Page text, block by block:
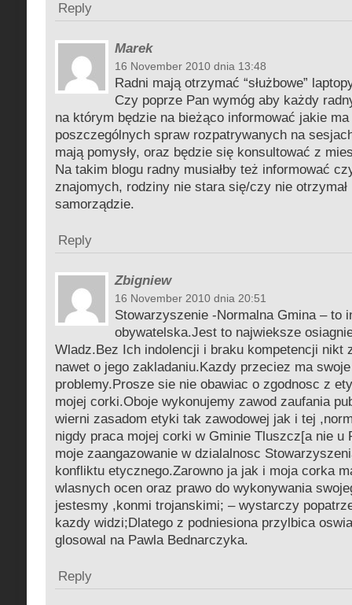
Reply
Marek
16 November 2010 dnia 13:48
Radni mają otrzymać “służbowe”
Czy poprze Pan wymóg aby każdy
na którym będzie na bieżąco informować jakie
poszczególnych spraw rozpatrywanych na
mają pomysły, oraz będzie się konsultować z
Na takim blogu radny musiałby też informować
znajomych, rodziny nie stara się/czy nie otrzymał
samorządzie.
Reply
Zbigniew
16 November 2010 dnia 20:51
Stowarzyszenie -Normalna Gmina – to
obywatelska.Jest to najwieksze
Wladz.Bez Ich indolencji i braku kompetencji nikt
nawet o jego zakladaniu.Kazdy przeciez ma
problemy.Prosze sie nie obawiac o zgodnosc z
mojej corki.Oboje wykonujemy zawod zaufania
wierni zasadom etyki tak zawodowej jak i tej
nigdy praca mojej corki w Gminie Tluszcz[a nie u
moje zaangazowanie w dzialalnosc
konfliktu etycznego.Zarowno ja jak i moja corka
wlasnych ocen oraz prawo do wykonywania
jestesmy ,konmi trojanskimi; – wystarczy
kazdy widzi;Dlatego z podniesiona przylbica
glosowal na Pawla Bednarczyka.
Reply